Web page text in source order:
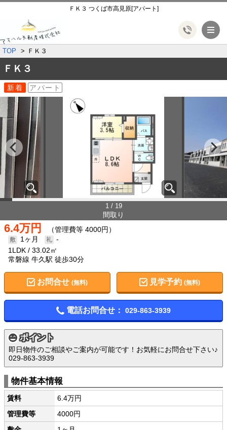
ＦＫ３ つくば市高見原[アパート]
TOP ＦＫ３
ＦＫ３
新着 アパート
1 / 19
間取り
6.4万円 （管理費等 4000円）
1ヶ月
-
1LDK
33.02㎡
常磐線 牛久駅 徒歩30分
お問合せ (無料) 見学予約(無料)
電話お問合せ： 029-863-3939
ポイント
即日物件のご相談やご案内が可能です！お気軽にお問合せ下さい♪
029-863-3939
物件基本情報
賃料
6.4万円
管理費等
4000円